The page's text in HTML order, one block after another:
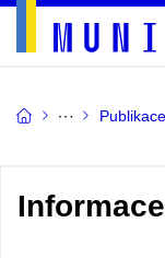
Publikace